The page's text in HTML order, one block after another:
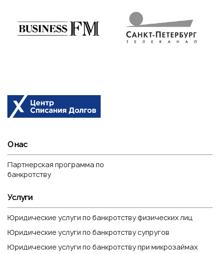
О нас
Партнерская программа по
банкротству
Услуги
Юридические услуги по банкротству физических лиц
Юридические услуги по банкротству супругов
Юридические услуги по банкротству при микрозаймах